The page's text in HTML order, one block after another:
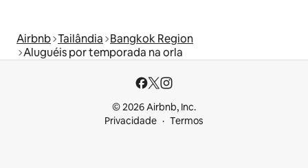
Airbnb Tailândia Bangkok Region
Aluguéis por temporada na orla
© 2026 Airbnb, Inc.
Privacidade
Termos